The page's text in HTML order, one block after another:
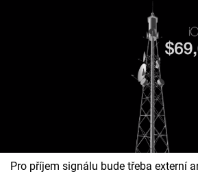
Pro příjem signálu bude třeba externí